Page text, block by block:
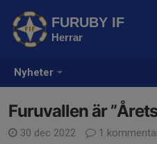
Nyheter
FURUBY IF
Herrar
Furuvallen är
30 dec 2022 1